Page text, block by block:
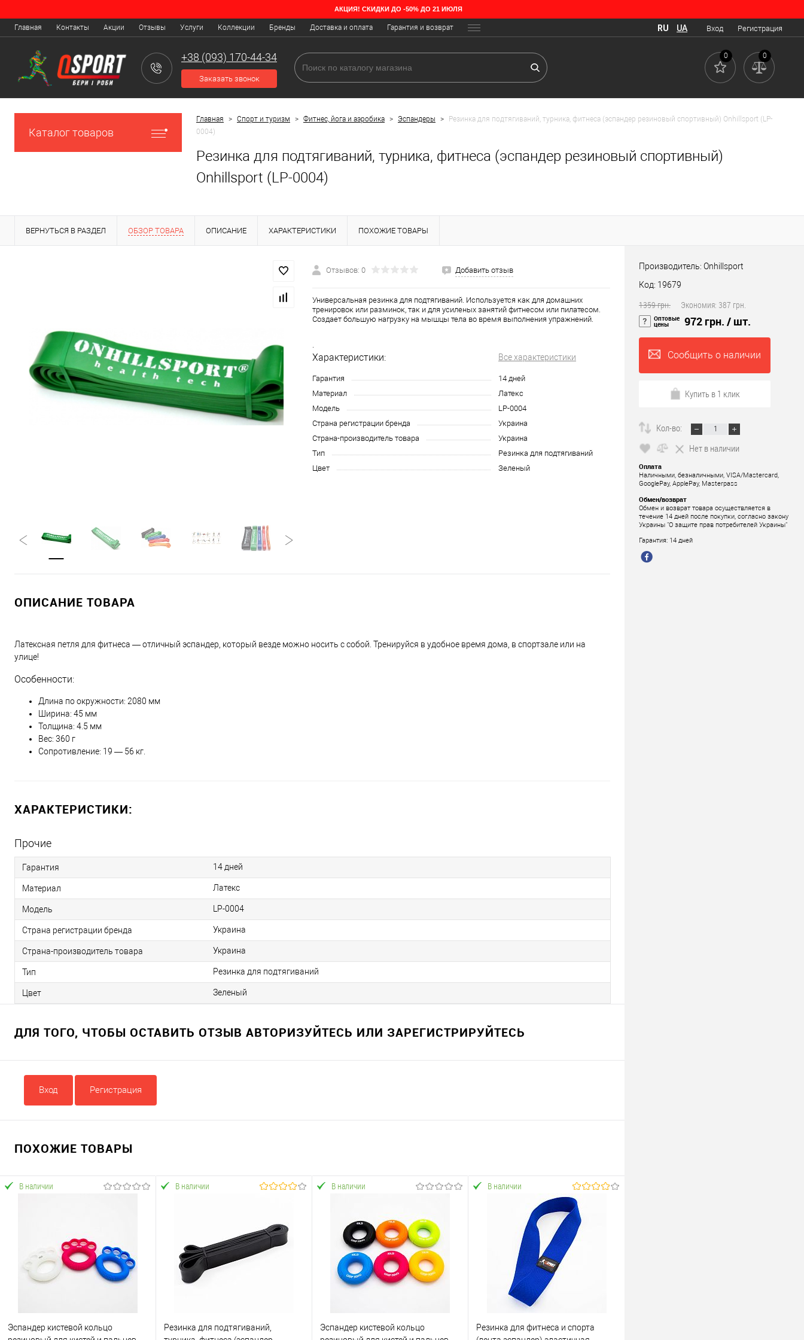
АКЦИЯ! СКИДКИ ДО -50% ДО 21 ИЮЛЯ
Главная Контакты Акции Отзывы Услуги Коллекции Бренды Доставка и оплата Гарантия и возврат Вход Регистрация
RU UA
+38 (093) 170-44-34
Заказать звонок
0 0
Каталог товаров
Главная > Спорт и туризм > Фитнес, йога и аэробика > Эспандеры >
Резинка для подтягиваний, турника, фитнеса (эспандер резиновый спортивный) Onhillsport (LP-
0004)
Резинка для подтягиваний, турника, фитнеса (эспандер резиновый спортивный)
Onhillsport (LP-0004)
ВЕРНУТЬСЯ В РАЗДЕЛ ОБЗОР ТОВАРА ОПИСАНИЕ ХАРАКТЕРИСТИКИ ПОХОЖИЕ ТОВАРЫ
Отзывов: 0 Добавить отзыв
Универсальная резинка для подтягиваний. Используется как для домашних
тренировок или разминок, так и для усиленых занятий фитнесом или пилатесом.
Создает большую нагрузку на мышцы тела во время выполнения упражнений.
Характеристики: Все характеристики
Гарантия
14 дней
Материал
Латекс
Модель
LP-0004
Страна регистрации бренда
Украина
Страна-производитель товара
Украина
Тип
Резинка для подтягиваний
Цвет
Зеленый
ОПИСАНИЕ ТОВАРА
Латексная петля для фитнеса — отличный эспандер, который везде можно носить с собой. Тренируйся в удобное время дома, в спортзале или на
улице!
Особенности:
Длина по окружности: 2080 мм
Ширина: 45 мм
Толщина: 4.5 мм
Вес: 360 г
Сопротивление: 19 — 56 кг.
ХАРАКТЕРИСТИКИ:
Прочие
Гарантия 14 дней
Материал Латекс
Модель LP-0004
Страна регистрации бренда Украина
Страна-производитель товара Украина
Тип Резинка для подтягиваний
Цвет Зеленый
ДЛЯ ТОГО, ЧТОБЫ ОСТАВИТЬ ОТЗЫВ АВТОРИЗУЙТЕСЬ ИЛИ ЗАРЕГИСТРИРУЙТЕСЬ
Вход Регистрация
ПОХОЖИЕ ТОВАРЫ
В наличии
Эспандер кистевой кольцо
В наличии
Резинка для подтягиваний,
В наличии
Эспандер кистевой кольцо
В наличии
Резинка для фитнеса и спорта
Производитель: Onhillsport
Код: 19679
1359 грн. Экономия: 387 грн.
Оптовые
цены 972 грн. / шт.
Сообщить о наличии
Купить в 1 клик
Кол-во:
Нет в наличии
Оплата
Наличными, безналичными, VISA/Mastercard,
GooglePay, ApplePay, Masterpass
Обмен/возврат
Обмен и возврат товара осуществляется в
течение 14 дней после покупки, согласно закону
Украины "О защите прав потребителей Украины"
Гарантия: 14 дней